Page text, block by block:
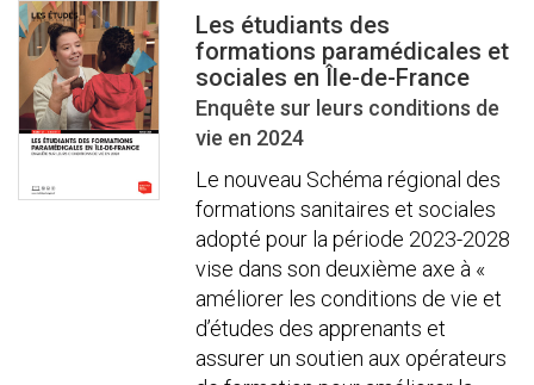
Les étudiants des
formations paramédicales et
sociales en Île-de-France
Enquête sur leurs conditions de
vie en 2024
Le nouveau Schéma régional des
formations sanitaires et sociales
adopté pour la période 2023-2028
vise dans son deuxième axe à «
améliorer les conditions de vie et
d’études des apprenants et
assurer un soutien aux opérateurs